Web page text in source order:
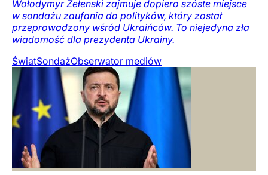
Wołodymyr Zełenski zajmuje dopiero szóste miejsce
w sondażu zaufania do polityków, który został
przeprowadzony wśród Ukraińców. To niejedyna zła
wiadomość dla prezydenta Ukrainy.
ŚwiatSondażObserwator mediów